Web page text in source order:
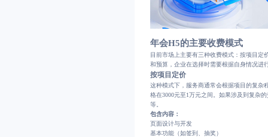
年会H5的主要收费模式
目前市场上主要有三种收费模式：按项目定
和预算，企业在选择时需要根据自身情况进
按项目定价
这种模式下，服务商通常会根据项目的复杂
格在3000元至1万元之间。如果涉及到复杂
等。
包含内容：
页面设计与开发
基本功能（如签到、抽奖）